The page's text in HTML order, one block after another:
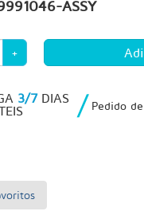
ASSY
+
3/7DIAS
/ Pedido